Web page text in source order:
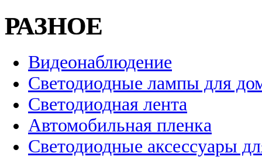
РАЗНОЕ
Видеонаблюдение
Светодиодные лампы для
Светодиодная лента
Автомобильная пленка
Светодиодные аксессуары